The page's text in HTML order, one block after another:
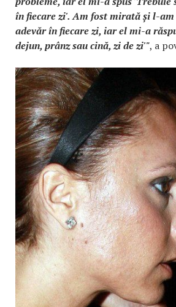
în fiecare zi'. Am fost mirată și l-
adevăr în fiecare zi, iar el mi-a
dejun, prânz sau cină, zi de zi'", a